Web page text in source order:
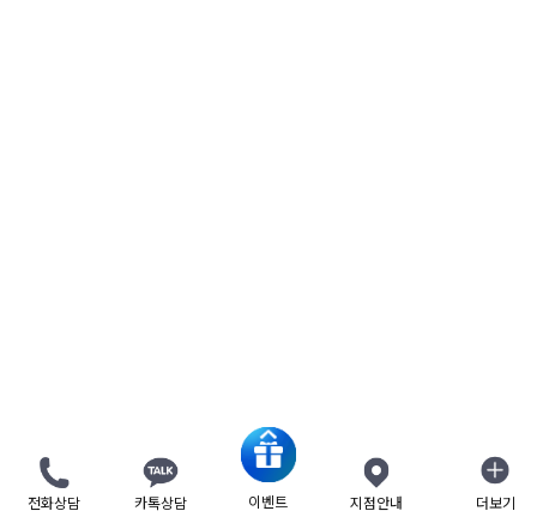
닫기
전화상담 카톡상담 이벤트 지점안내 더보기